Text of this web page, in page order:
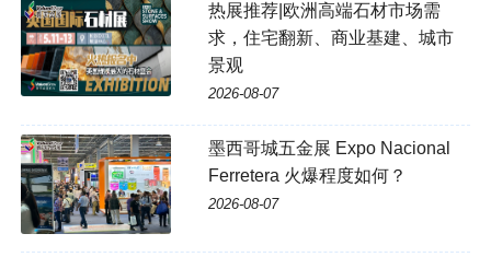
热展推荐|欧洲高端石材市场需
求，住宅翻新、商业基建、城市
景观
2026-08-07
墨西哥城五金展 Expo Nacional
Ferretera 火爆程度如何？
2026-08-07